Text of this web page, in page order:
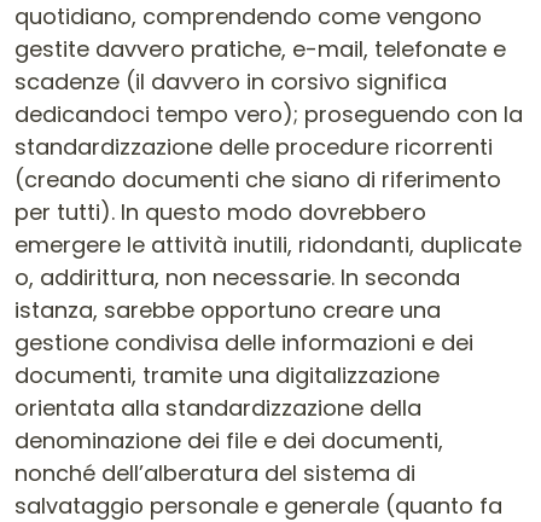
quotidiano, comprendendo come vengono
gestite davvero pratiche, e-mail, telefonate e
scadenze (il davvero in corsivo significa
dedicandoci tempo vero); proseguendo con la
standardizzazione delle procedure ricorrenti
(creando documenti che siano di riferimento
per tutti). In questo modo dovrebbero
emergere le attività inutili, ridondanti, duplicate
o, addirittura, non necessarie. In seconda
istanza, sarebbe opportuno creare una
gestione condivisa delle informazioni e dei
documenti, tramite una digitalizzazione
orientata alla standardizzazione della
denominazione dei file e dei documenti,
nonché dell’alberatura del sistema di
salvataggio personale e generale (quanto fa